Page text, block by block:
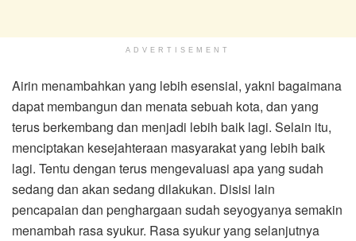
ADVERTISEMENT
Airin menambahkan yang lebih esensial, yakni bagaimana
dapat membangun dan menata sebuah kota, dan yang
terus berkembang dan menjadi lebih baik lagi. Selain itu,
menciptakan kesejahteraan masyarakat yang lebih baik
lagi. Tentu dengan terus mengevaluasi apa yang sudah
sedang dan akan sedang dilakukan. Disisi lain
pencapaian dan penghargaan sudah seyogyanya semakin
menambah rasa syukur. Rasa syukur yang selanjutnya